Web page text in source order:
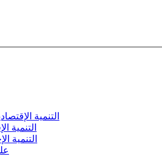
التنمية
التنمية
التنمية